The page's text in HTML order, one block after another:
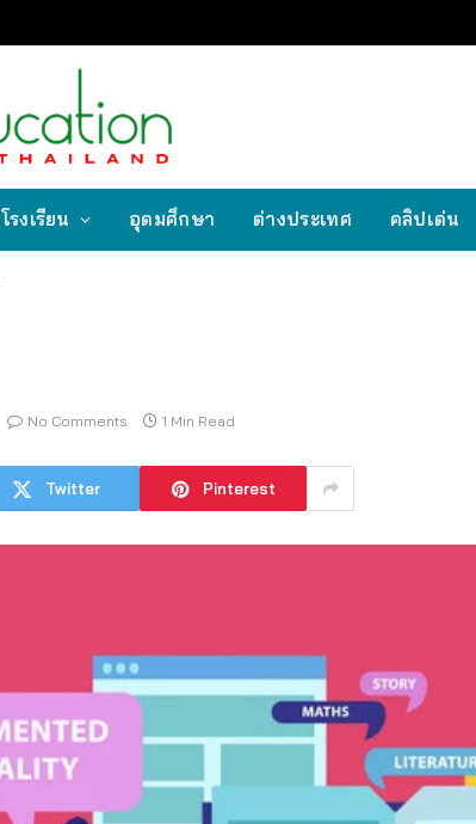
โรงเรียน อุดมศึกษา ต่างประเทศ คลิปเด่น
No Comments 1 Min Read
Twitter Pinterest